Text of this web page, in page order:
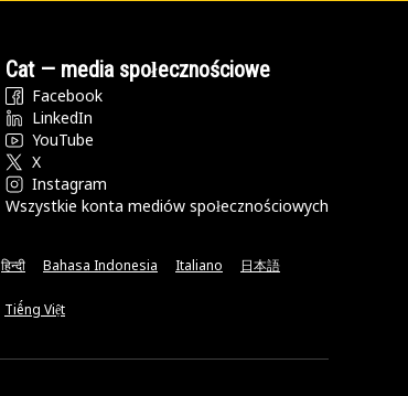
Cat — media społecznościowe
Facebook
LinkedIn
YouTube
X
Instagram
Wszystkie konta mediów społecznościowych
हिन्दी Bahasa Indonesia Italiano 日本語
Tiếng Việt